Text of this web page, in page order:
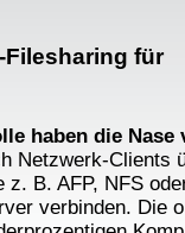
Filesharing für
haben die Nase
Netzwerk-Clients
z. B. AFP, NFS
verbinden. Die